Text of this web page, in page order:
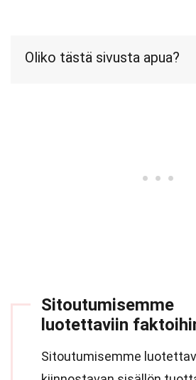
Oliko tästä sivusta apua?
Sitoutumisemme
luotettaviin
Sitoutumisemme